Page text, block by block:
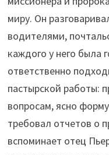
миру. Он
водителями,
каждого у него была
ответственно
пастырской работы:
вопросам, ясно
требовал отчетов о
вспоминает отец